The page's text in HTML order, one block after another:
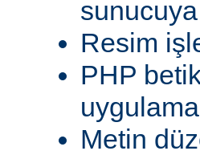
Resim
PHP
Metin